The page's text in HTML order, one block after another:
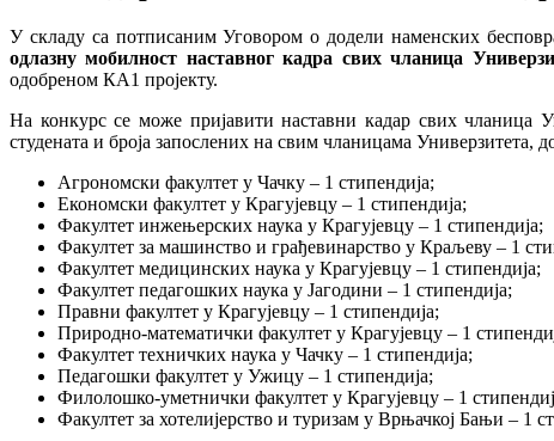
У складу са потписаним Уговором о додели наменских
одлазну мобилност наставног кадра свих чланица
одобреном КА1 пројекту.
На конкурс се може пријавити наставни кадар свих чланица
студената и броја запослених на свим чланицама Универзитета,
Агрономски факултет у Чачку – 1 стипендија;
Економски факултет у Крагујевцу – 1 стипендија;
Факултет инжењерских наука у Крагујевцу – 1 стипендија;
Факултет за машинство и грађевинарство у Краљеву – 1
Факултет медицинских наука у Крагујевцу – 1 стипендија;
Факултет педагошких наука у Јагодини – 1 стипендија;
Правни факултет у Крагујевцу – 1 стипендија;
Природно-математички факултет у Крагујевцу – 1
Факултет техничких наука у Чачку – 1 стипендија;
Педагошки факултет у Ужицу – 1 стипендија;
Филолошко-уметнички факултет у Крагујевцу – 1
Факултет за хотелијерство и туризам у Врњачкој Бањи – 1